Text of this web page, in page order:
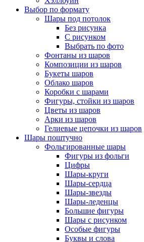
Выбор по формату
Шары под потолок
Без рисунка
С рисунком
Выбрать по фото
Фонтаны из шаров
Композиции из шаров
Букеты шаров
Облако шаров
Коробки с шарами
Фигуры, стойки из шаров
Цветы из шаров
Арки из шаров
Гелиевые цепочки из шаров
Шары поштучно
Фольгированные шары
Фигуры из фольги
Цифры
Шары-круги
Шары-сердца
Шары-звезды
Шары-леденцы
Большие фигуры
Шары с рисунком
Особые фигуры
Буквы и слова